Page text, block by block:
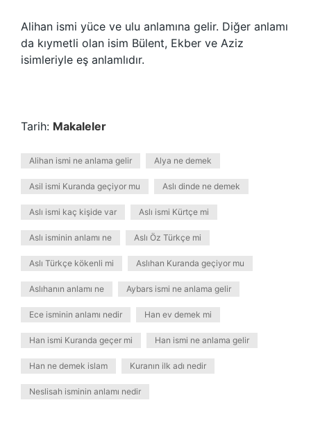
Alihan ismi yüce ve ulu anlamına gelir. Diğer anlamı
da kıymetli olan isim Bülent, Ekber ve Aziz
isimleriyle eş anlamlıdır.
Tarih: Makaleler
Alihan ismi ne anlama gelir Alya ne demek
Asil ismi Kuranda geçiyor mu Aslı dinde ne demek
Aslı ismi kaç kişide var Aslı ismi Kürtçe mi
Aslı isminin anlamı ne Aslı Öz Türkçe mi
Aslı Türkçe kökenli mi Aslıhan Kuranda geçiyor mu
Aslıhanın anlamı ne Aybars ismi ne anlama gelir
Ece isminin anlamı nedir Han ev demek mi
Han ismi Kuranda geçer mi Han ismi ne anlama gelir
Han ne demek islam Kuranın ilk adı nedir
Neslisah isminin anlamı nedir